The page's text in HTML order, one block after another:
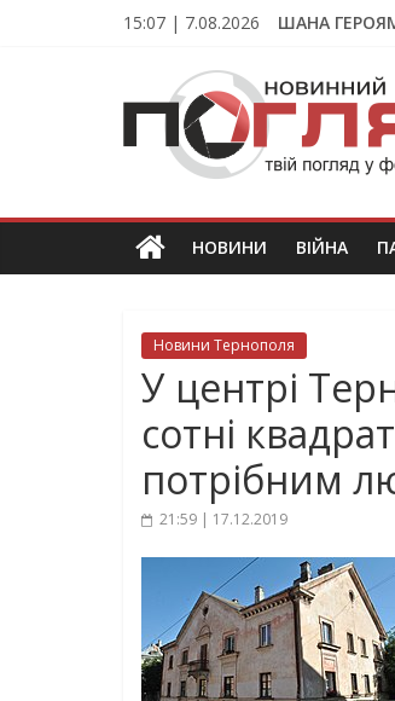
15:07 | 7.08.2026 ШАНА
ПОГЛЯД
Новини
Тернополя.
новини
та
НОВИНИ ВІЙНА
Новини Тернополя
У центрі
сотні
потрібним
21:59 | 17.12.2019